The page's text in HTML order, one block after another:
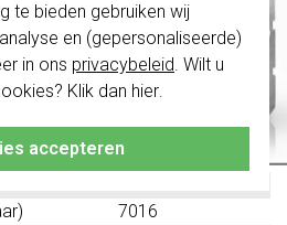
te bieden gebruiken wij
en (gepersonaliseerde)
in ons privacybeleid. Wilt u
Klik dan hier.
accepteren
0
Nee
Kunststof
7016
Ze zijn
de schakelaars
zodat je